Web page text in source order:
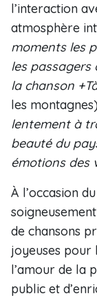
l’interaction
atmosphère
moments les
les
la chanson
les montagnes)
lentement à
beauté du
émotions des
À l’occasion
de chansons
joyeuses pour
l’amour de la
public et